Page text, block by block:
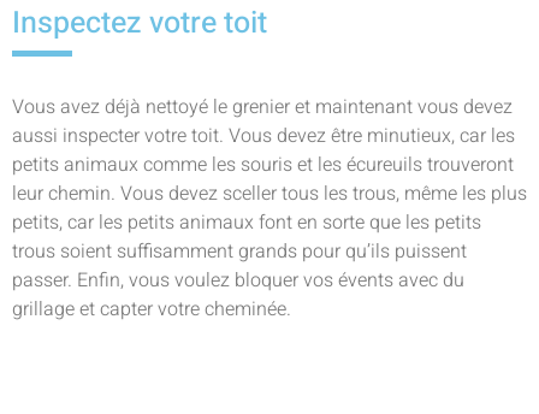
Inspectez votre toit
Vous avez déjà nettoyé le grenier et maintenant vous devez
aussi inspecter votre toit. Vous devez être minutieux, car les
petits animaux comme les souris et les écureuils trouveront
leur chemin. Vous devez sceller tous les trous, même les plus
petits, car les petits animaux font en sorte que les petits
trous soient suffisamment grands pour qu’ils puissent
passer. Enfin, vous voulez bloquer vos évents avec du
grillage et capter votre cheminée.